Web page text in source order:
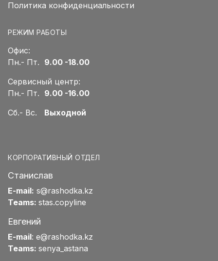
Политика конфиденциальности
РЕЖИМ РАБОТЫ
Офис:
Пн.- Пт. 9.00 -18.00
Сервисный центр:
Пн.- Пт. 9.00 -16.00
Сб.- Вс. Выходной
КОРПОРАТИВНЫЙ ОТДЕЛ
Станислав
E-mail: s@rashodka.kz
Teams: stas.copyline
Евгений
E-mail: e@rashodka.kz
Teams: senya_astana